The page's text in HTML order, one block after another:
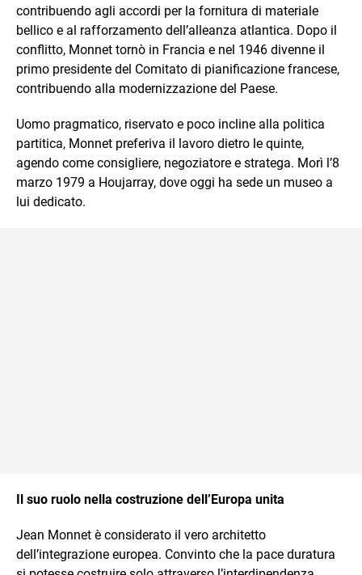
contribuendo agli accordi per la fornitura di materiale
bellico e al rafforzamento dell’alleanza atlantica. Dopo il
conflitto, Monnet tornò in Francia e nel 1946 divenne il
primo presidente del Comitato di pianificazione francese,
contribuendo alla modernizzazione del Paese.
Uomo pragmatico, riservato e poco incline alla politica
partitica, Monnet preferiva il lavoro dietro le quinte,
agendo come consigliere, negoziatore e stratega. Morì l’8
marzo 1979 a Houjarray, dove oggi ha sede un museo a
lui dedicato.
Il suo ruolo nella costruzione dell’Europa unita
Jean Monnet è considerato il vero architetto
dell’integrazione europea. Convinto che la pace duratura